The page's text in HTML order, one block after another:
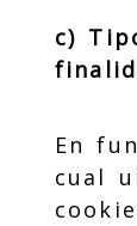
c)
En
cual